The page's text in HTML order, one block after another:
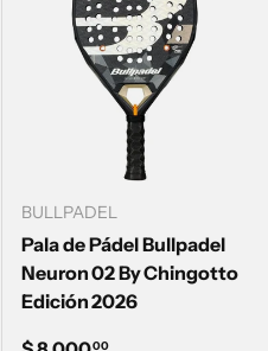
BULLPADEL
Pala de Pádel Bullpadel
Neuron 02 By Chingotto
Edición 2026
00